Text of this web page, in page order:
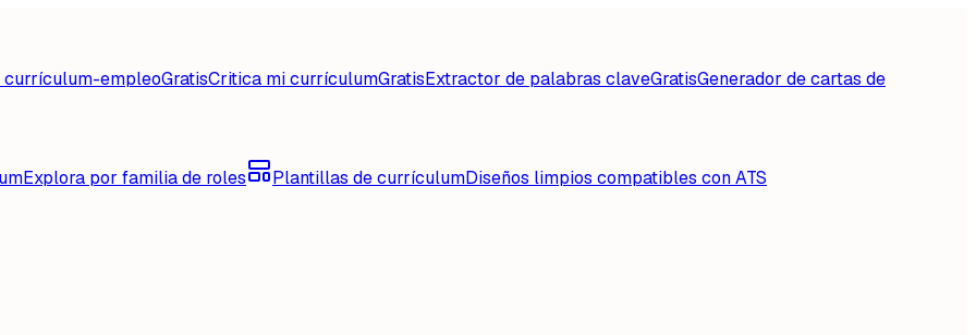
empleoGratisCritica mi currículumGratisExtractor de palabras claveGratisGenerador de cartas de
Explora por familia de roles Plantillas de currículumDiseños limpios compatibles con ATS